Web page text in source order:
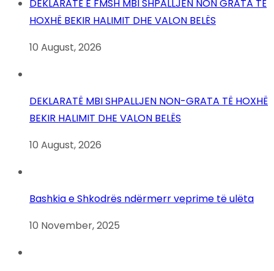
DEKLARATË E FMSH MBI SHPALLJEN NON GRATA TË
HOXHË BEKIR HALIMIT DHE VALON BELËS
10 August, 2026
DEKLARATË MBI SHPALLJEN NON-GRATA TË HOXHË
BEKIR HALIMIT DHE VALON BELËS
10 August, 2026
Bashkia e Shkodrës ndërmerr veprime të ulëta
10 November, 2025